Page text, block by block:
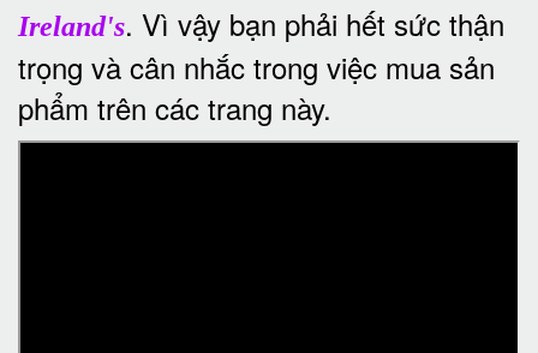
Ireland's. Vì vậy bạn phải hết sức thận
trọng và cân nhắc trong việc mua sản
phẩm trên các trang này.